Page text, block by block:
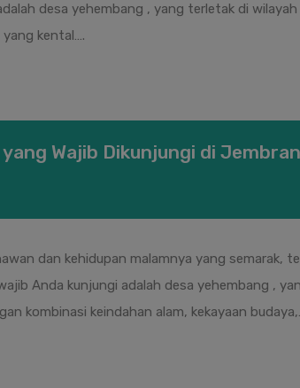
desa yehembang , yang terletak di
yang kental….
Wajib Dikunjungi di
dan kehidupan malamnya yang semarak,
Anda kunjungi adalah desa yehembang ,
kombinasi keindahan alam, kekayaan